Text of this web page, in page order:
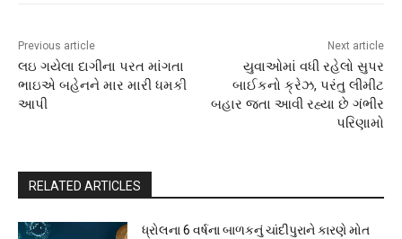
Previous article
લઇ ગયેલા દાગીના પરત માંગતા
ભાઇએ બહેનને માર મારી ધમકી
આપી
Next article
યુવાઓમાં વધી રહેલો સુપર
બાઈકનો ક્રેઝ, પરંતુ લીમીટ
બહાર જતા આવી રહ્યા છે ગંભીર
પરિણામો
RELATED ARTICLES
ધ્રોલના 6 વર્ષના બાળકનું ચાંદીપુરાને કારણે મોત